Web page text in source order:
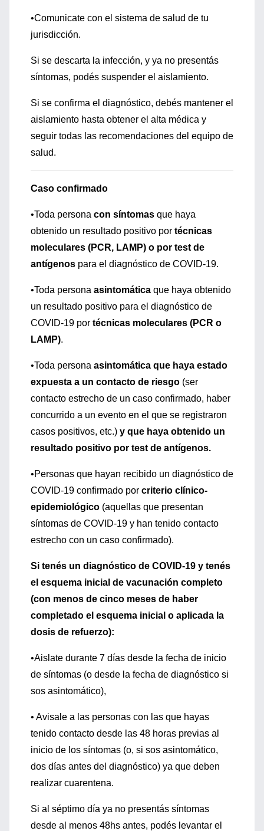
•Comunicate con el sistema de salud de tu
jurisdicción.
Si se descarta la infección, y ya no presentás
síntomas, podés suspender el aislamiento.
Si se confirma el diagnóstico, debés mantener el
aislamiento hasta obtener el alta médica y
seguir todas las recomendaciones del equipo de
salud.
Caso confirmado
•Toda persona con síntomas que haya
obtenido un resultado positivo por técnicas
moleculares (PCR, LAMP) o por test de
antígenos para el diagnóstico de COVID-19.
•Toda persona asintomática que haya obtenido
un resultado positivo para el diagnóstico de
COVID-19 por técnicas moleculares (PCR o
LAMP).
•Toda persona asintomática que haya estado
expuesta a un contacto de riesgo (ser
contacto estrecho de un caso confirmado, haber
concurrido a un evento en el que se registraron
casos positivos, etc.) y que haya obtenido un
resultado positivo por test de antígenos.
•Personas que hayan recibido un diagnóstico de
COVID-19 confirmado por criterio clínico-
epidemiológico (aquellas que presentan
síntomas de COVID-19 y han tenido contacto
estrecho con un caso confirmado).
Si tenés un diagnóstico de COVID-19 y tenés
el esquema inicial de vacunación completo
(con menos de cinco meses de haber
completado el esquema inicial o aplicada la
dosis de refuerzo):
•Aislate durante 7 días desde la fecha de inicio
de síntomas (o desde la fecha de diagnóstico si
sos asintomático),
• Avisale a las personas con las que hayas
tenido contacto desde las 48 horas previas al
inicio de los síntomas (o, si sos asintomático,
dos días antes del diagnóstico) ya que deben
realizar cuarentena.
Si al séptimo día ya no presentás síntomas
desde al menos 48hs antes, podés levantar el